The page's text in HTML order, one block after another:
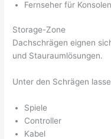
Fernseher für
Storage-Zone
Dachschrägen eignen
und Stauraumlösungen.
Unter den Schrägen
Spiele
Controller
Kabel